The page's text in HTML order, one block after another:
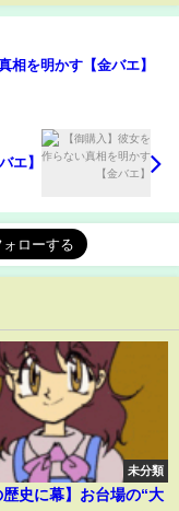
相を明かす【金バエ】
エ】
未分類
歴史に幕】お台場の“大